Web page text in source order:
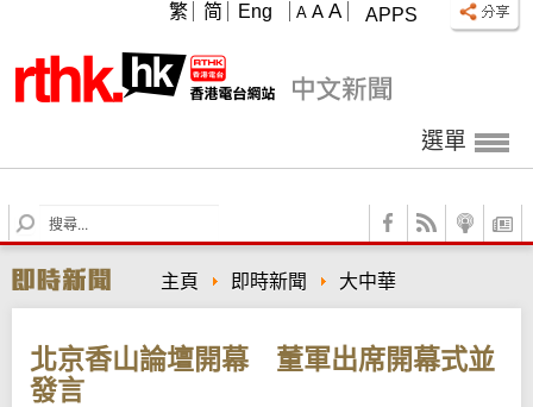
APPS
A A A
繁 简 Eng
選單
S
e
r
c
主頁 即時新聞 大中華
北京香山論壇開幕 董軍出席開幕式並
發言